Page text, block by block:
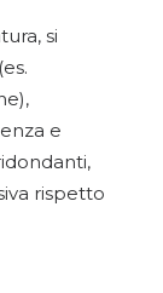
si
(es.
e
rispetto